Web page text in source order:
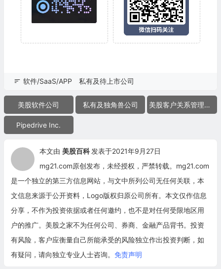
软件/SaaS/APP 私有及待上市公司
美股软件公司 私有及独角兽公司 美股客户关系管理软件公司
Pipedrive Inc.
本文由 美股百科 发表于2021年9月27日
mg21.com原创发布，未经授权，严禁转载。mg21.com
是一个独立的第三方信息网站，与文中所列公司无任何关联，本
文信息来源于公开资料，Logo版权归原公司所有。本文仅作信息
分享，不作为投资依据或者任何邀约，也不是对任何受限地区用
户的推广。美股之家不为任何公司、券商、金融产品背书。投资
有风险，客户应衡量自己所能承受的风险独立作出投资判断，如
有疑问，请向独立专业人士咨询。 免责声明